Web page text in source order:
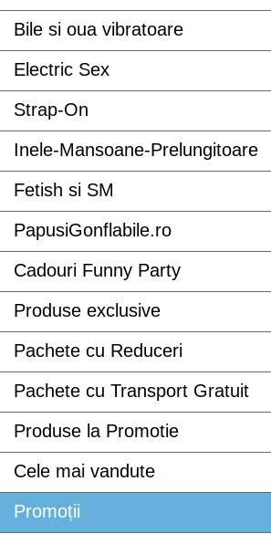
Bile si oua vibratoare
Electric Sex
Strap-On
Inele-Mansoane-Prelungitoare
Fetish si SM
PapusiGonflabile.ro
Cadouri Funny Party
Produse exclusive
Pachete cu Reduceri
Pachete cu Transport Gratuit
Produse la Promotie
Cele mai vandute
Promoții